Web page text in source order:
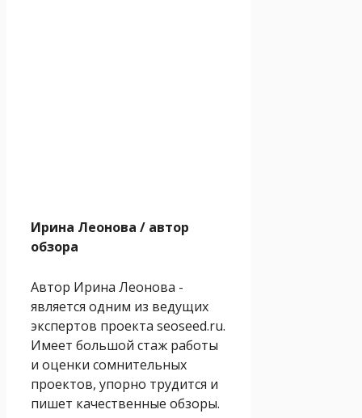
Ирина Леонова / автор
обзора
Автор Ирина Леонова -
является одним из ведущих
экспертов проекта seoseed.ru.
Имеет большой стаж работы
и оценки сомнительных
проектов, упорно трудится и
пишет качественные обзоры.